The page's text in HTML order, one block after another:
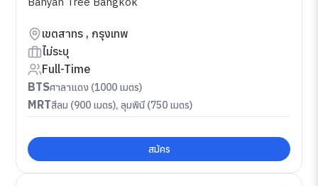
เขตสาทร , กรุงเทพ
ไม่ระบุ
Full-Time
BTSศาลาแดง (1000 เมตร)
MRTสีลม (900 เมตร), ลุมพินี (750 เมตร)
สมัคร